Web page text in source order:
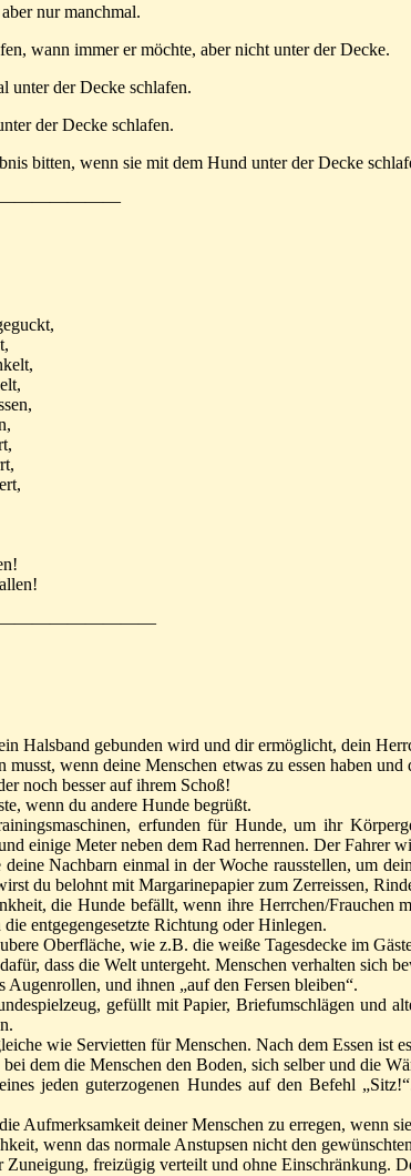
nur manchmal.
wann immer er möchte, aber nicht unter der Decke.
unter der Decke schlafen.
der Decke schlafen.
bitten, wenn sie mit dem Hund unter der Decke
Halsband gebunden wird und dir ermöglicht, dein
musst, wenn deine Menschen etwas zu essen haben
noch besser auf ihrem Schoß!
wenn du andere Hunde begrüßt.
erfunden für Hunde, um ihr
einige Meter neben dem Rad herrennen. Der Fahrer
Nachbarn einmal in der Woche rausstellen, um
du belohnt mit Margarinepapier zum Zerreissen,
die Hunde befällt, wenn ihre Herrchen/Frauchen
entgegengesetzte Richtung oder Hinlegen.
Oberfläche, wie z.B. die weiße Tagesdecke im
dass die Welt untergeht. Menschen verhalten sich
Augenrollen, und ihnen „auf den Fersen bleiben“.
gefüllt mit Papier, Briefumschlägen und
wie Servietten für Menschen. Nach dem Essen ist
bei dem die Menschen den Boden, sich selber und die
jeden guterzogenen Hundes auf den Befehl
Aufmerksamkeit deiner Menschen zu erregen, wenn
wenn das normale Anstupsen nicht den
freizügig verteilt und ohne Einschränkung.